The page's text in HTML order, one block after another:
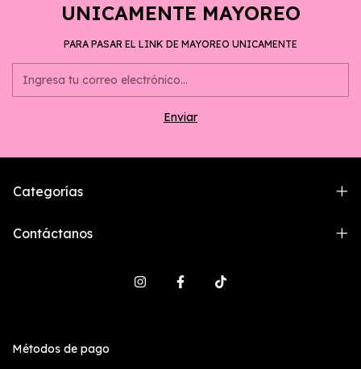
UNICAMENTE MAYOREO
PARA PASAR EL LINK DE MAYOREO UNICAMENTE
Categorías
Contáctanos
Métodos de pago